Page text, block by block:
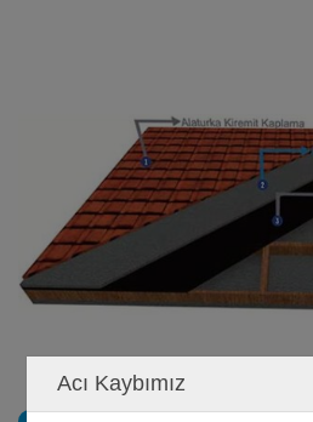
Acı Kaybımız